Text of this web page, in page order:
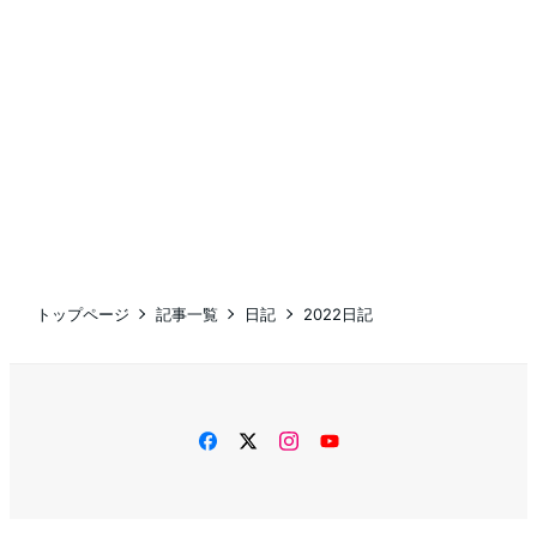
トップページ 記事一覧 日記 2022日記
facebooktwitterinstagram
YouTube